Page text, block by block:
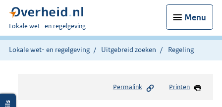
Menu
U
bent
hier:
Lokale wet- en regelgeving
Lokale wet- en regelgeving Uitgebreid zoeken Regeling
Permalink Printen